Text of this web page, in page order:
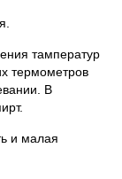
тамператур
термометров
В
и малая